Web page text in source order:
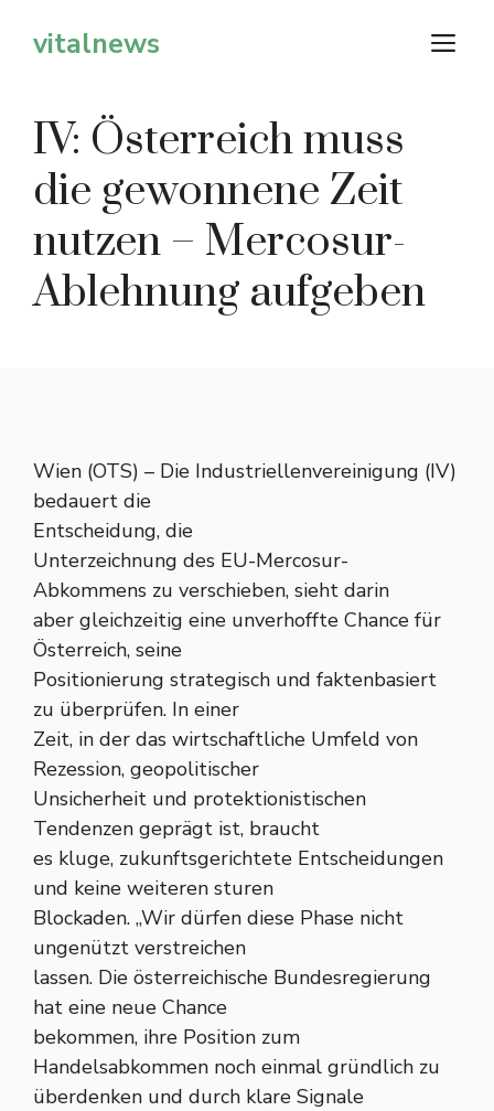
Inhaltvitalnews
IV: Österreich muss
die gewonnene Zeit
nutzen – Mercosur-
Ablehnung aufgeben
Wien (OTS) – Die Industriellenvereinigung (IV)
bedauert die
Entscheidung, die
Unterzeichnung des EU-Mercosur-
Abkommens zu verschieben, sieht darin
aber gleichzeitig eine unverhoffte Chance für
Österreich, seine
Positionierung strategisch und faktenbasiert
zu überprüfen. In einer
Zeit, in der das wirtschaftliche Umfeld von
Rezession, geopolitischer
Unsicherheit und protektionistischen
Tendenzen geprägt ist, braucht
es kluge, zukunftsgerichtete Entscheidungen
und keine weiteren sturen
Blockaden. „Wir dürfen diese Phase nicht
ungenützt verstreichen
lassen. Die österreichische Bundesregierung
hat eine neue Chance
bekommen, ihre Position zum
Handelsabkommen noch einmal gründlich zu
überdenken und durch klare Signale